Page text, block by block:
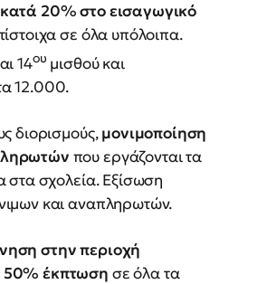
20% στο εισαγωγικό
σε όλα υπόλοιπα.
14ου μισθού και
12.000.
διορισμούς,μονιμοποίηση
που εργάζονται τα
στα σχολεία. Εξίσωση
και αναπληρωτών.
στην περιοχή
έκπτωση σε όλα τα